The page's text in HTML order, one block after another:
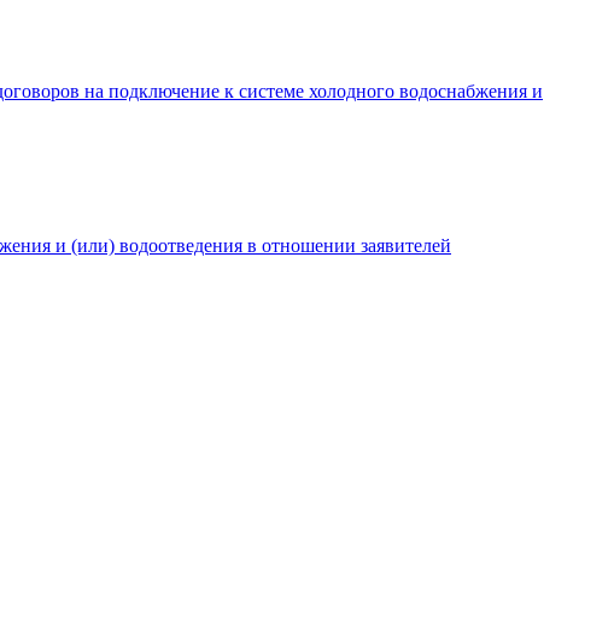
на подключение к системе холодного водоснабжения и
и (или) водоотведения в отношении заявителей